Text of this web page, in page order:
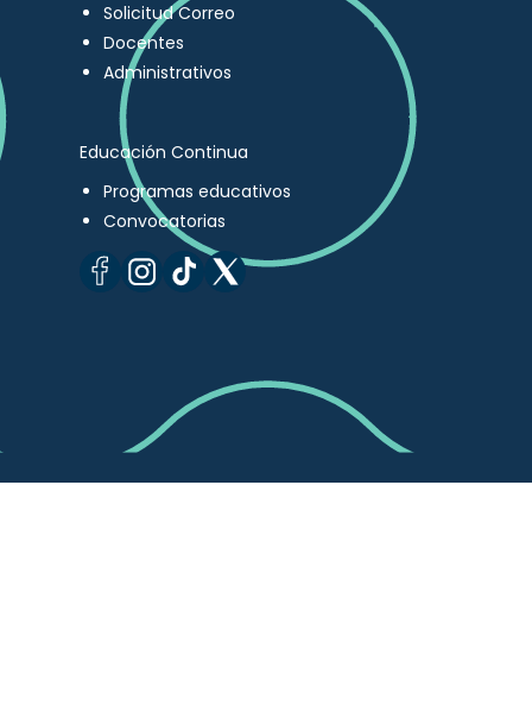
Solicitud Correo
Docentes
Administrativos
Educación Continua
Programas educativos
Convocatorias